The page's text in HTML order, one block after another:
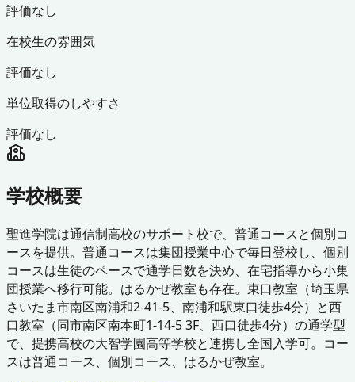
評価なし
在校生の雰囲気
評価なし
単位取得のしやすさ
評価なし
学校概要
聖進学院は通信制高校のサポート校で、普通コースと個別コ
ースを提供。普通コースは集団授業中心で毎日登校し、個別
コースは生徒のペースで通学日数を決め、在宅指導から小集
団授業へ移行可能。はるかぜ教室も存在。東口教室（埼玉県
さいたま市南区南浦和2-41-5、南浦和駅東口徒歩4分）と西
口教室（同市南区南本町1-14-5 3F、西口徒歩4分）の通学型
で、提携高校の大智学園高等学校と連携し全国入学可。コー
スは普通コース、個別コース、はるかぜ教室。